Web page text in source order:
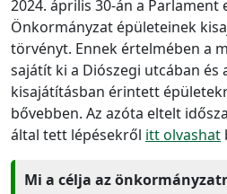
2024. április 30-án a Parlament
Önkormányzat épületeinek
törvényt. Ennek értelmében a
sajátít ki a Diószegi utcában és
kisajátításban érintett
bővebben. Az azóta eltelt
által tett lépésekről itt olvashat
Mi a célja az